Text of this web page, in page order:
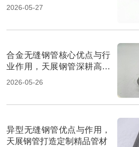
2026-05-27
合金无缝钢管核心优点与行
业作用，天展钢管深耕高端
管材
2026-05-26
异型无缝钢管优点与作用，
天展钢管打造定制精品管材